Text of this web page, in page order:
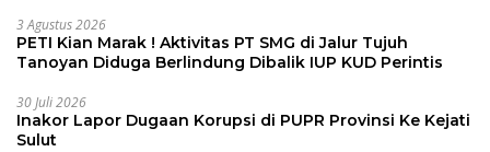
3 Agustus 2026
PETI Kian Marak ! Aktivitas PT SMG di Jalur Tujuh
Tanoyan Diduga Berlindung Dibalik IUP KUD Perintis
30 Juli 2026
Inakor Lapor Dugaan Korupsi di PUPR Provinsi Ke Kejati
Sulut